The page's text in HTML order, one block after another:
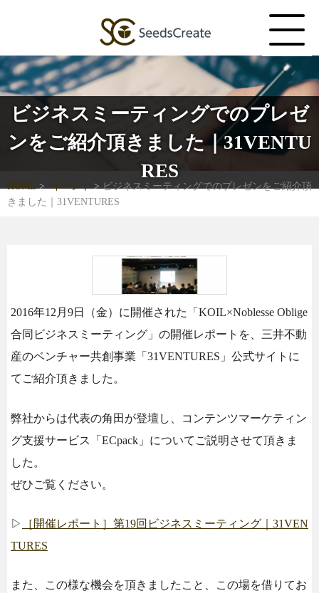
ビジネスミーティングでのプレゼ
ンをご紹介頂きました｜31VENTU
RES
HOME イベント
ビジネスミーティングでのプレゼンをご紹介頂
きました｜31VENTURES
2016年12月9日（金）に開催された「KOIL×Noblesse Oblige
合同ビジネスミーティング」の開催レポートを、三井不動
産のベンチャー共創事業「31VENTURES」公式サイトに
てご紹介頂きました。
弊社からは代表の角田が登壇し、コンテンツマーケティン
グ支援サービス「ECpack」についてご説明させて頂きま
した。
ぜひご覧ください。
▷
［開催レポート］第19回ビジネスミーティング｜31VEN
TURES
また、この様な機会を頂きましたこと、この場を借りてお